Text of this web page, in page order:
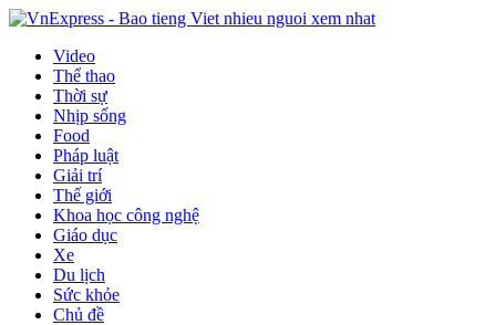
Video
Thể thao
Thời sự
Nhịp sống
Food
Pháp luật
Giải trí
Thế giới
Khoa học công nghệ
Giáo dục
Xe
Du lịch
Sức khỏe
Chủ đề